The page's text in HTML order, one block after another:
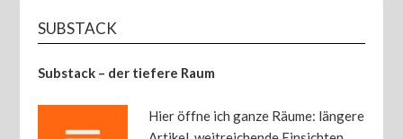
SUBSTACK
Substack – der tiefere Raum
Hier öffne ich ganze Räume: längere